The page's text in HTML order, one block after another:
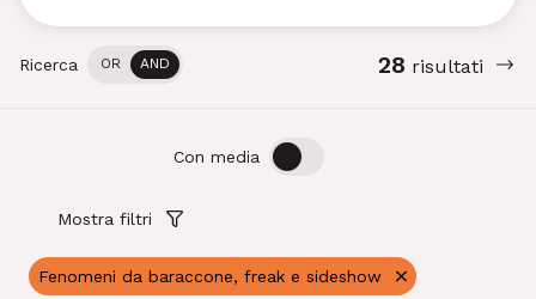
Ricerca OR AND 28 risultati
Mostra filtri
Fenomeni da baraccone, freak e sideshow
Con media OFF